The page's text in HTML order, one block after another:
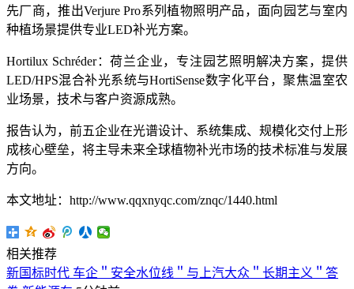
先厂商，推出Verjure Pro系列植物照明产品，面向园艺与室内
种植场景提供专业LED补光方案。
Hortilux Schréder：荷兰企业，专注园艺照明解决方案，提供
LED/HPS混合补光系统与HortiSense数字化平台，聚焦温室农
业场景，技术与客户资源成熟。
报告认为，前五企业在光谱设计、系统集成、规模化交付上形
成核心壁垒，将主导未来全球植物补光市场的技术标准与发展
方向。
本文地址：http://www.qqxnyqc.com/znqc/1440.html
相关推荐
新国标时代 车企＂安全水位线＂与上汽大众＂长期主义＂答